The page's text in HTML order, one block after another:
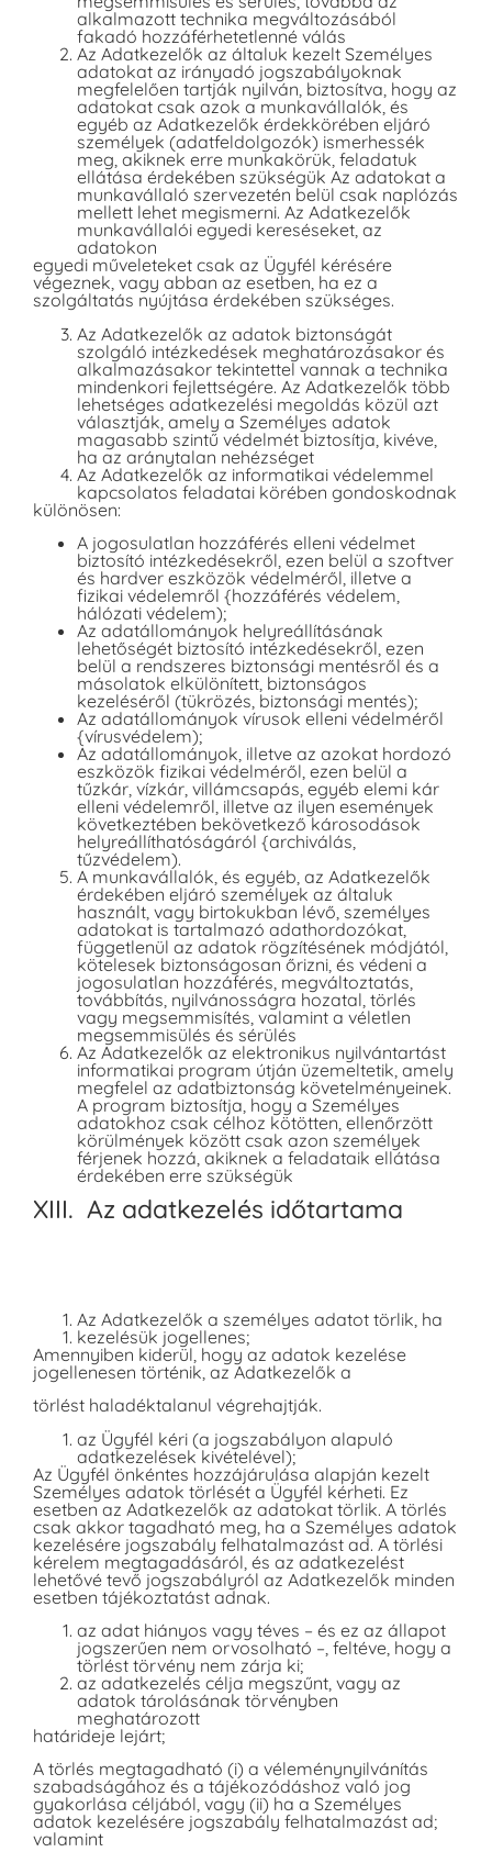
alkalmazott technika megváltozásából
fakadó hozzáférhetetlenné válás
Az Adatkezelők az általuk kezelt Személyes
adatokat az irányadó jogszabályoknak
megfelelően tartják nyilván, biztosítva, hogy az
adatokat csak azok a munkavállalók, és
egyéb az Adatkezelők érdekkörében eljáró
személyek (adatfeldolgozók) ismerhessék
meg, akiknek erre munkakörük, feladatuk
ellátása érdekében szükségük Az adatokat a
munkavállaló szervezetén belül csak naplózás
mellett lehet megismerni. Az Adatkezelők
munkavállalói egyedi kereséseket, az
adatokon
egyedi műveleteket csak az Ügyfél kérésére
végeznek, vagy abban az esetben, ha ez a
szolgáltatás nyújtása érdekében szükséges.
Az Adatkezelők az adatok biztonságát
szolgáló intézkedések meghatározásakor és
alkalmazásakor tekintettel vannak a technika
mindenkori fejlettségére. Az Adatkezelők több
lehetséges adatkezelési megoldás közül azt
választják, amely a Személyes adatok
magasabb szintű védelmét biztosítja, kivéve,
ha az aránytalan nehézséget
Az Adatkezelők az informatikai védelemmel
kapcsolatos feladatai körében gondoskodnak
különösen:
A jogosulatlan hozzáférés elleni védelmet
biztosító intézkedésekről, ezen belül a szoftver
és hardver eszközök védelméről, illetve a
fizikai védelemről {hozzáférés védelem,
hálózati védelem);
Az adatállományok helyreállításának
lehetőségét biztosító intézkedésekről, ezen
belül a rendszeres biztonsági mentésről és a
másolatok elkülönített, biztonságos
kezeléséről (tükrözés, biztonsági mentés);
Az adatállományok vírusok elleni védelméről
{vírusvédelem);
Az adatállományok, illetve az azokat hordozó
eszközök fizikai védelméről, ezen belül a
tűzkár, vízkár, villámcsapás, egyéb elemi kár
elleni védelemről, illetve az ilyen események
következtében bekövetkező károsodások
helyreállíthatóságáról {archiválás,
tűzvédelem).
A munkavállalók, és egyéb, az Adatkezelők
érdekében eljáró személyek az általuk
használt, vagy birtokukban lévő, személyes
adatokat is tartalmazó adathordozókat,
függetlenül az adatok rögzítésének módjától,
kötelesek biztonságosan őrizni, és védeni a
jogosulatlan hozzáférés, megváltoztatás,
továbbítás, nyilvánosságra hozatal, törlés
vagy megsemmisítés, valamint a véletlen
megsemmisülés és sérülés
Az Adatkezelők az elektronikus nyilvántartást
informatikai program útján üzemeltetik, amely
megfelel az adatbiztonság követelményeinek.
A program biztosítja, hogy a Személyes
adatokhoz csak célhoz kötötten, ellenőrzött
körülmények között csak azon személyek
férjenek hozzá, akiknek a feladataik ellátása
érdekében erre szükségük
XIII. Az adatkezelés időtartama
Az Adatkezelők a személyes adatot törlik, ha
kezelésük jogellenes;
Amennyiben kiderül, hogy az adatok kezelése
jogellenesen történik, az Adatkezelők a
törlést haladéktalanul végrehajtják.
az Ügyfél kéri (a jogszabályon alapuló
adatkezelések kivételével);
Az Ügyfél önkéntes hozzájárulása alapján kezelt
Személyes adatok törlését a Ügyfél kérheti. Ez
esetben az Adatkezelők az adatokat törlik. A törlés
csak akkor tagadható meg, ha a Személyes adatok
kezelésére jogszabály felhatalmazást ad. A törlési
kérelem megtagadásáról, és az adatkezelést
lehetővé tevő jogszabályról az Adatkezelők minden
esetben tájékoztatást adnak.
az adat hiányos vagy téves – és ez az állapot
jogszerűen nem orvosolható –, feltéve, hogy a
törlést törvény nem zárja ki;
az adatkezelés célja megszűnt, vagy az
adatok tárolásának törvényben
meghatározott
határideje lejárt;
A törlés megtagadható (i) a véleménynyilvánítás
szabadságához és a tájékozódáshoz való jog
gyakorlása céljából, vagy (ii) ha a Személyes
adatok kezelésére jogszabály felhatalmazást ad;
valamint